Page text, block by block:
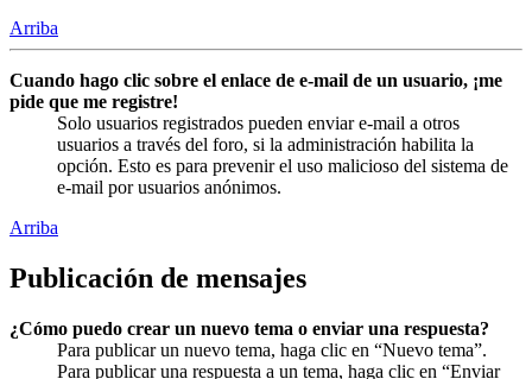
Arriba
Cuando hago clic sobre el enlace de e-mail de un usuario, ¡me
pide que me registre!
Solo usuarios registrados pueden enviar e-mail a otros
usuarios a través del foro, si la administración habilita la
opción. Esto es para prevenir el uso malicioso del sistema de
e-mail por usuarios anónimos.
Arriba
Publicación de mensajes
¿Cómo puedo crear un nuevo tema o enviar una respuesta?
Para publicar un nuevo tema, haga clic en “Nuevo tema”.
Para publicar una respuesta a un tema, haga clic en “Enviar